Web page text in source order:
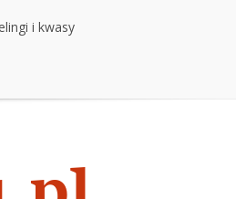
i kwasy